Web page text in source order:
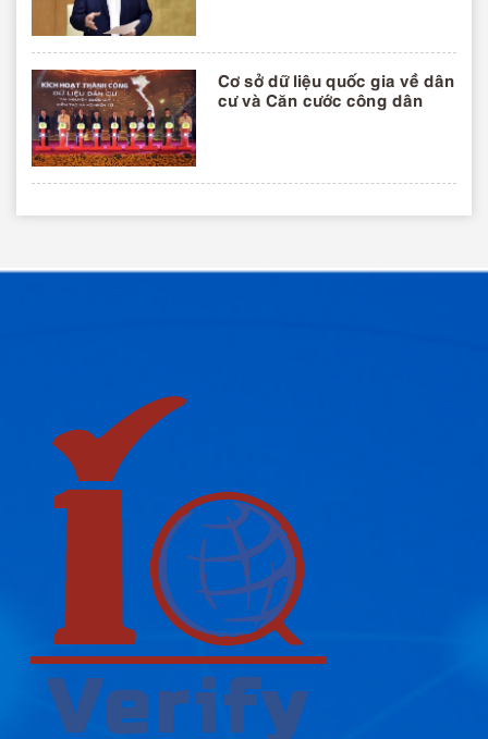
Cơ sở dữ liệu quốc gia về dân
cư và Căn cước công dân